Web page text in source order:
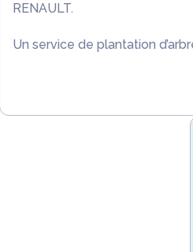
RENAULT.
Un service de plantation